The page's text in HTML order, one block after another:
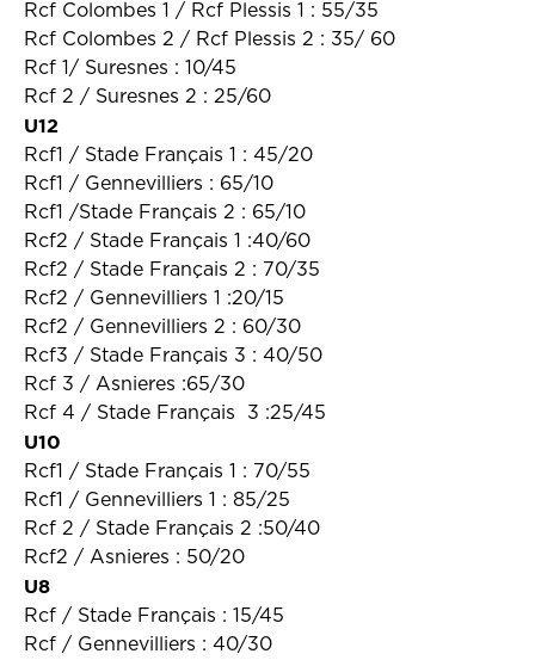
Rcf Colombes 1 / Rcf Plessis 1 : 55/35
Rcf Colombes 2 / Rcf Plessis 2 : 35/ 60
Rcf 1/ Suresnes : 10/45
Rcf 2 / Suresnes 2 : 25/60
U12
Rcf1 / Stade Français 1 : 45/20
Rcf1 / Gennevilliers : 65/10
Rcf1 /Stade Français 2 : 65/10
Rcf2 / Stade Français 1 :40/60
Rcf2 / Stade Français 2 : 70/35
Rcf2 / Gennevilliers 1 :20/15
Rcf2 / Gennevilliers 2 : 60/30
Rcf3 / Stade Français 3 : 40/50
Rcf 3 / Asnieres :65/30
Rcf 4 / Stade Français 3 :25/45
U10
Rcf1 / Stade Français 1 : 70/55
Rcf1 / Gennevilliers 1 : 85/25
Rcf 2 / Stade Français 2 :50/40
Rcf2 / Asnieres : 50/20
U8
Rcf / Stade Français : 15/45
Rcf / Gennevilliers : 40/30